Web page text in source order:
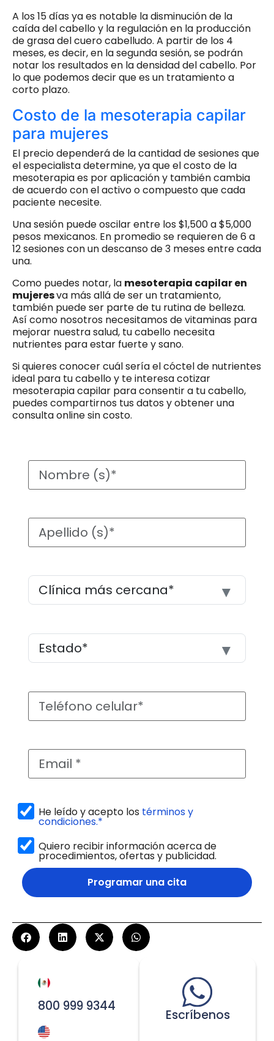
A los 15 días ya es notable la disminución de la
caída del cabello y la regulación en la producción
de grasa del cuero cabelludo. A partir de los 4
meses, es decir, en la segunda sesión, se podrán
notar los resultados en la densidad del cabello. Por
lo que podemos decir que es un tratamiento a
corto plazo.
Costo de la mesoterapia capilar
para mujeres
El precio dependerá de la cantidad de sesiones que
el especialista determine, ya que el costo de la
mesoterapia es por aplicación y también cambia
de acuerdo con el activo o compuesto que cada
paciente necesite.
Una sesión puede oscilar entre los $1,500 a $5,000
pesos mexicanos. En promedio se requieren de 6 a
12 sesiones con un descanso de 3 meses entre cada
una.
Como puedes notar, la mesoterapia capilar en
mujeresva más allá de ser un tratamiento,
también puede ser parte de tu rutina de belleza.
Así como nosotros necesitamos de vitaminas para
mejorar nuestra salud, tu cabello necesita
nutrientes para estar fuerte y sano.
Si quieres conocer cuál sería el cóctel de nutrientes
ideal para tu cabello y te interesa cotizar
mesoterapia capilar para consentir a tu cabello,
puedes compartirnos tus datos y obtener una
consulta online sin costo.
He leído y acepto los términos y
condiciones.*
Quiero recibir información acerca de
procedimientos, ofertas y publicidad.
Programar una cita
800 999 9344
Escríbenos